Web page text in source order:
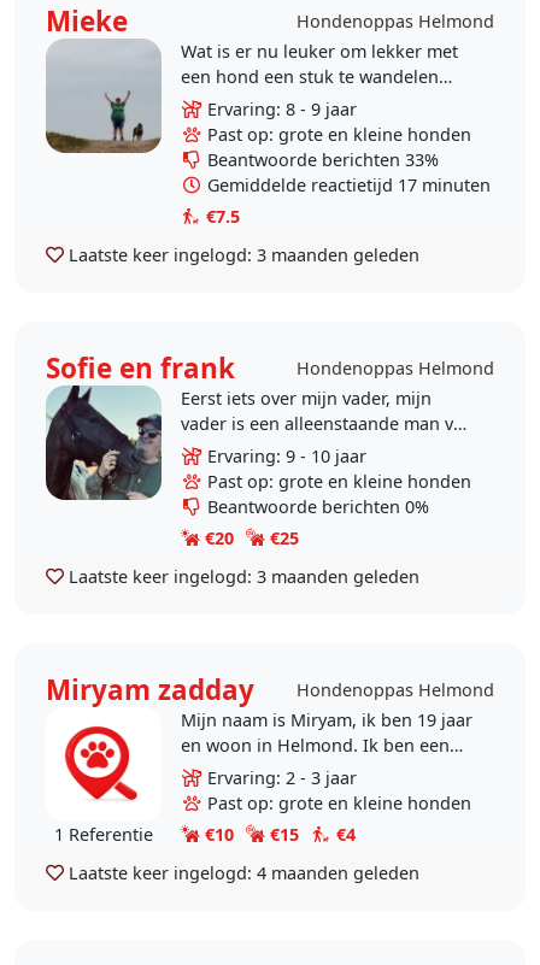
Mieke
Hondenoppas Helmond
Wat is er nu leuker om lekker met
een hond een stuk te wandelen
en/of fijn nog wat te spelen samen!!
Leuk!! Heb zelf een lieve hond en
ook ervaring..
Ervaring: 8 - 9 jaar
Past op: grote en kleine honden
Beantwoorde berichten 33%
Gemiddelde reactietijd 17 minuten
€7.5
Laatste keer ingelogd: 3 maanden geleden
Sofie en frank
Hondenoppas Helmond
Eerst iets over mijn vader, mijn
vader is een alleenstaande man van
51 die dol is op honden en zijn hele
leven al ervaring heeft met
honden...
Ervaring: 9 - 10 jaar
Past op: grote en kleine honden
Beantwoorde berichten 0%
€20
€25
Laatste keer ingelogd: 3 maanden geleden
Miryam zadday Hondenoppas Helmond
1 Referentie
Mijn naam is Miryam, ik ben 19 jaar
en woon in Helmond. Ik ben een
groot dierenvriend en werk graag
met honden. Het lijkt mij erg leuk
om honden uit..
Ervaring: 2 - 3 jaar
Past op: grote en kleine honden
€10
€15
€4
Laatste keer ingelogd: 4 maanden geleden